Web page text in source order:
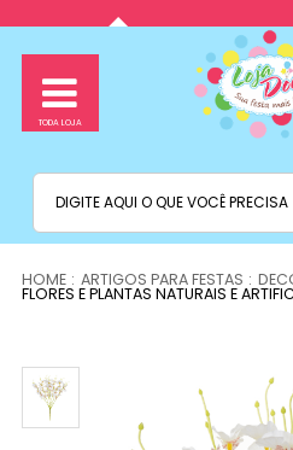
ARTIGOS PARA FESTAS
FLORES E PLANTAS NATURAIS E